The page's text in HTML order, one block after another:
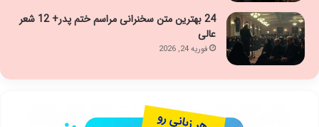
24 بهترین متن سخنرانی مراسم ختم پدر+ 12 شعر
عالی
فوریه 24, 2026